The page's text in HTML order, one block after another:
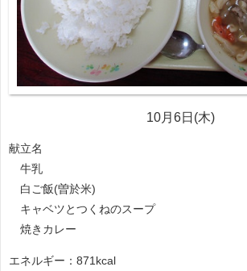
10月6日(木)
献立名
牛乳
白ご飯(曽於米)
キャベツとつくねのスープ
焼きカレー
エネルギー：871kcal